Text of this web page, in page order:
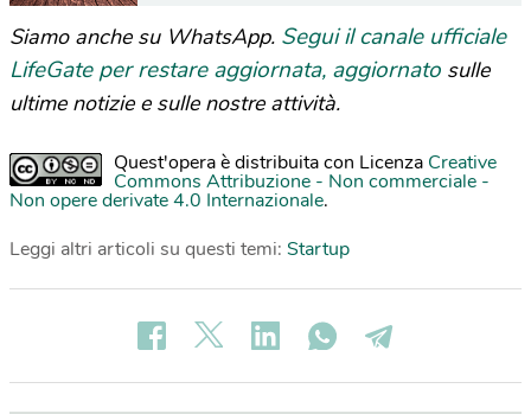
Siamo anche su WhatsApp. Segui il canale ufficiale
LifeGate per restare aggiornata, aggiornato sulle
ultime notizie e sulle nostre attività.
Quest'opera è distribuita con Licenza Creative
Commons Attribuzione - Non commerciale -
Non opere derivate 4.0 Internazionale.
Leggi altri articoli su questi temi: Startup